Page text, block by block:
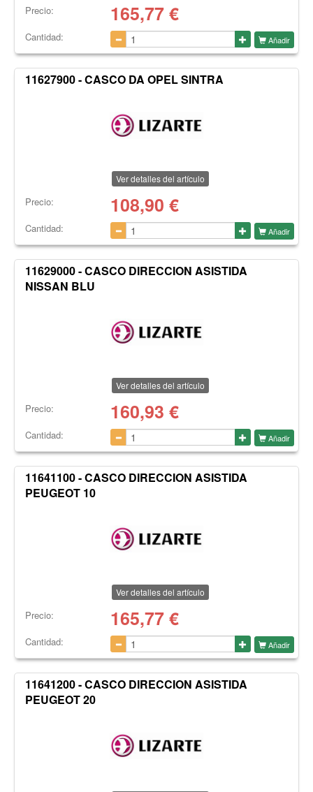
Precio: 165,77€
Cantidad: Añadir
11627900 - CASCO DA OPEL SINTRA
Ver detalles del artículo
Precio: 108,90 €
Cantidad: Añadir
11629000 - CASCO DIRECCION ASISTIDA
NISSAN BLU
Ver detalles del artículo
Precio: 160,93 €
Cantidad: Añadir
11641100 - CASCO DIRECCION ASISTIDA
PEUGEOT 10
Ver detalles del artículo
Precio: 165,77€
Cantidad: Añadir
11641200 - CASCO DIRECCION ASISTIDA
PEUGEOT 20